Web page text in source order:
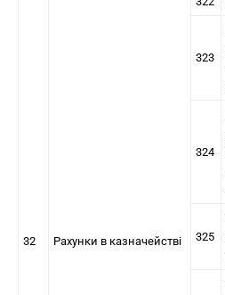
32 Рахунки в казначействі
323
324
325